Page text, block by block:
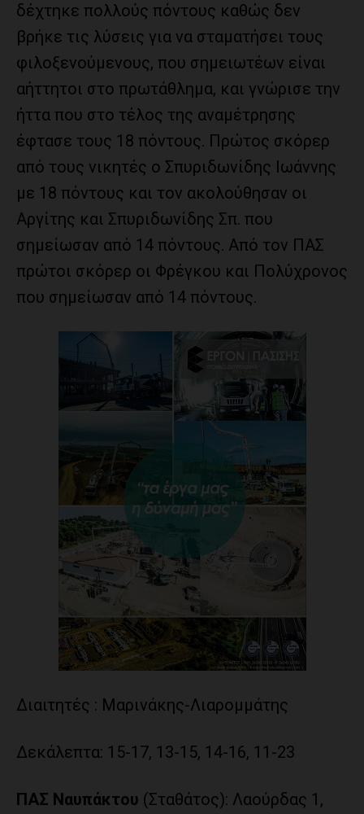
δέχτηκε πολλούς πόντους καθώς δεν
βρήκε τις λύσεις για να σταματήσει τους
φιλοξενούμενους, που σημειωτέων είναι
αήττητοι στο πρωτάθλημα, και γνώρισε την
ήττα που στο τέλος της αναμέτρησης
έφτασε τους 18 πόντους. Πρώτος σκόρερ
από τους νικητές ο Σπυριδωνίδης Ιωάννης
με 18 πόντους και τον ακολούθησαν οι
Αργίτης και Σπυριδωνίδης Σπ. που
σημείωσαν από 14 πόντους. Από τον ΠΑΣ
πρώτοι σκόρερ οι Φρέγκου και Πολύχρονος
που σημείωσαν από 14 πόντους.
Διαιτητές : Μαρινάκης-Λιαρομμάτης
Δεκάλεπτα: 15-17, 13-15, 14-16, 11-23
ΠΑΣ Ναυπάκτου (Σταθάτος): Λαούρδας 1,